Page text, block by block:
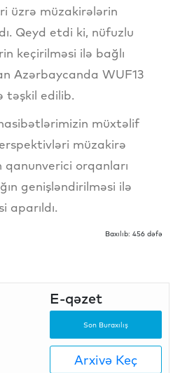
üzrə müzakirələrin
Qeyd etdi ki, nüfuzlu
keçirilməsi ilə bağlı
Azərbaycanda WUF13
təşkil edilib.
müxtəlif
müzakirə
qanunverici orqanları
genişləndirilməsi ilə
aparıldı.
Baxılıb: 456 dəfə
E-qəzet
Son Buraxılış
Arxivə Keç